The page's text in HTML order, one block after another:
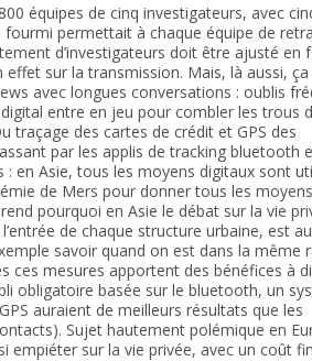
équipes de cinq investigateurs, avec
permettait à chaque équipe de
d’investigateurs doit être ajusté en
sur la transmission. Mais, là aussi, ça
avec longues conversations : oublis
entre en jeu pour combler les trous
traçage des cartes de crédit et GPS des
par les applis de tracking bluetooth
en Asie, tous les moyens digitaux sont
de Mers pour donner tous les
pourquoi en Asie le débat sur la vie
de chaque structure urbaine, est
savoir quand on est dans la même
ces mesures apportent des bénéfices à
obligatoire basée sur le bluetooth, un
auraient de meilleurs résultats que les
Sujet hautement polémique en
empiéter sur la vie privée, avec un coût